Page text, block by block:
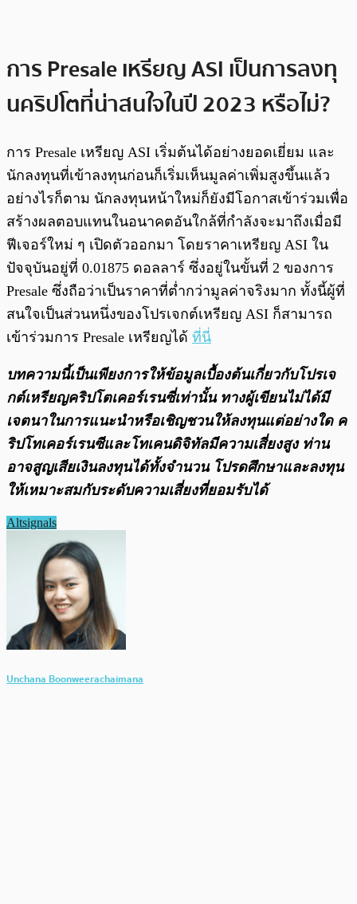
การ Presale เหรียญ ASI เป็นการลงทุ
นคริปโตที่น่าสนใจในปี 2023 หรือไม่?
การ Presale เหรียญ ASI เริ่มต้นได้อย่างยอดเยี่ยม และ
นักลงทุนที่เข้าลงทุนก่อนก็เริ่มเห็นมูลค่าเพิ่มสูงขึ้นแล้ว
อย่างไรก็ตาม นักลงทุนหน้าใหม่ก็ยังมีโอกาสเข้าร่วมเพื่อ
สร้างผลตอบแทนในอนาคตอันใกล้ที่กำลังจะมาถึงเมื่อมี
ฟีเจอร์ใหม่ ๆ เปิดตัวออกมา โดยราคาเหรียญ ASI ใน
ปัจจุบันอยู่ที่ 0.01875 ดอลลาร์ ซึ่งอยู่ในขั้นที่ 2 ของการ
Presale ซึ่งถือว่าเป็นราคาที่ต่ำกว่ามูลค่าจริงมาก ทั้งนี้ผู้ที่
สนใจเป็นส่วนหนึ่งของโปรเจกต์เหรียญ ASI ก็สามารถ
เข้าร่วมการ Presale เหรียญได้ ที่นี่
บทความนี้เป็นเพียงการให้ข้อมูลเบื้องต้นเกี่ยวกับโปรเจ
กต์เหรียญคริปโตเคอร์เรนซี่เท่านั้น ทางผู้เขียนไม่ได้มี
เจตนาในการแนะนำหรือเชิญชวนให้ลงทุนแต่อย่างใด ค
ริปโทเคอร์เรนซีและโทเคนดิจิทัลมีความเสี่ยงสูง ท่าน
อาจสูญเสียเงินลงทุนได้ทั้งจํานวน โปรดศึกษาและลงทุน
ให้เหมาะสมกับระดับความเสี่ยงที่ยอมรับได้
Altsignals
Unchana Boonweerachaimana